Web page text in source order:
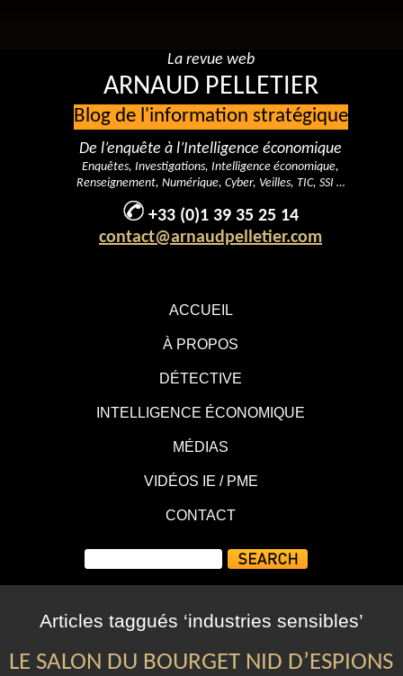
ACCUEIL
À PROPOS
DÉTECTIVE
INTELLIGENCE ÉCONOMIQUE
MÉDIAS
VIDÉOS IE / PME
CONTACT
La revue web
ARNAUD PELLETIER
Blog de l'information stratégique
De l’enquête à l’Intelligence économique
Enquêtes, Investigations, Intelligence économique,
Renseignement, Numérique, Cyber, Veilles, TIC, SSI …
+33 (0)1 39 35 25 14
contact@arnaudpelletier.com
Articles taggués ‘industries sensibles’
LE SALON DU BOURGET NID D’ESPIONS